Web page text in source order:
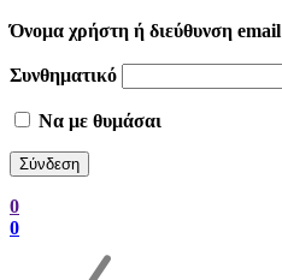
Όνομα χρήστη ή διεύθυνση email
Συνθηματικό
Να με θυμάσαι
0
0